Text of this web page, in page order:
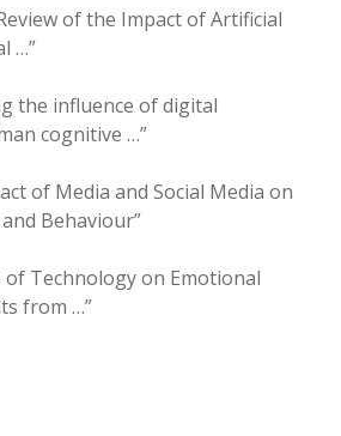
of the Impact of Artificial
…”
the influence of digital
cognitive …”
of Media and Social Media on
Behaviour”
of Technology on Emotional
from …”